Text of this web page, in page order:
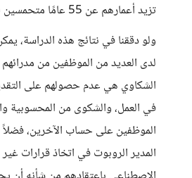
تزيد أعمارهم عن 55 عامًا متحمسين لهذا الأمر.
ولو دققنا في نتائج هذه الدراسة،
لدى العديد من الموظفين من
الشكاوي هي عدم حصولهم على
في العمل، والشكوى من المحسوبية
الموظفين على حساب الآخرين،
المدير الروبوت في اتخاذ قرارات